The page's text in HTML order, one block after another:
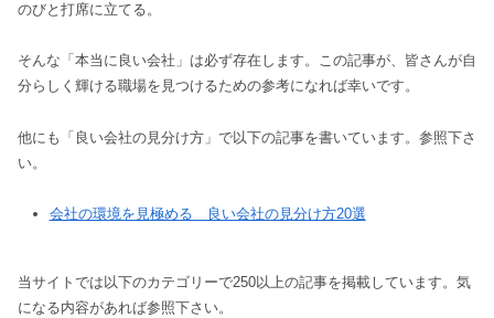
のびと打席に立てる。
そんな「本当に良い会社」は必ず存在します。この記事が、皆さんが自
分らしく輝ける職場を見つけるための参考になれば幸いです。
他にも「良い会社の見分け方」で以下の記事を書いています。参照下さ
い。
会社の環境を見極める 良い会社の見分け方20選
当サイトでは以下のカテゴリーで250以上の記事を掲載しています。気
になる内容があれば参照下さい。